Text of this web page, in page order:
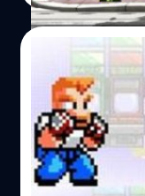
02/02/2017
เกมในตำนา
วันวางขายแล้ว
เกม River City
แล้ว